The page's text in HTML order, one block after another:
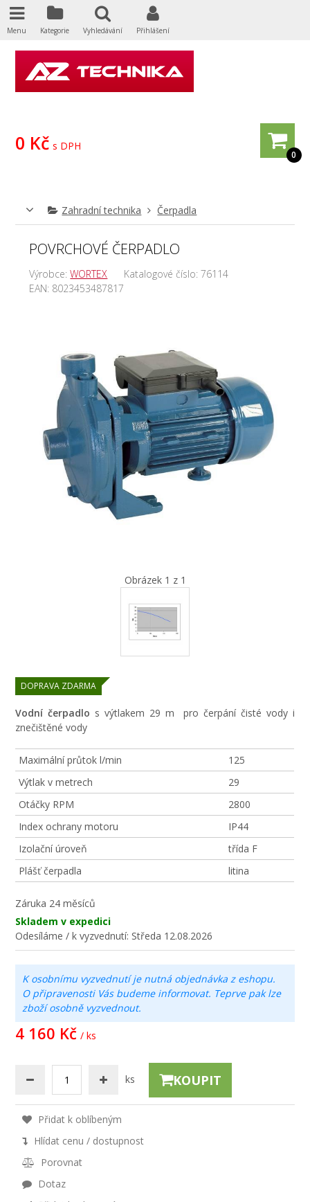
0
0 Kč s DPH
Zahradní technika Čerpadla
POVRCHOVÉ ČERPADLO
Výrobce:WORTEX Katalogové číslo:76114
EAN: 8023453487817
Obrázek 1 z 1
DOPRAVA ZDARMA
Vodní čerpadlo s výtlakem 29 m pro čerpání čisté vody i
znečištěné vody
Maximální průtok l/min
125
Výtlak v metrech
29
Otáčky RPM
2800
Index ochrany motoru
IP44
Izolační úroveň
třída F
Plášť čerpadla
litina
Záruka 24 měsíců
Skladem v expedici
Odesíláme / k vyzvednutí: Středa 12.08.2026
K osobnímu vyzvednutí je nutná objednávka z eshopu.
O připravenosti Vás budeme informovat. Teprve pak lze
zboží osobně vyzvednout.
4 160 Kč / ks
ks KOUPIT
Přidat k oblíbeným
Hlídat cenu / dostupnost
Porovnat
Dotaz
Menu Kategorie Vyhledávání Přihlášení